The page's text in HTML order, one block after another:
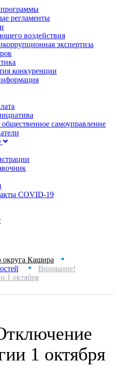
регламенты
воздействия
экспертиза
конкуренции
самоуправление
COVID-19
округа Кашира ■
■
Внимание!
1 октября
1 октября